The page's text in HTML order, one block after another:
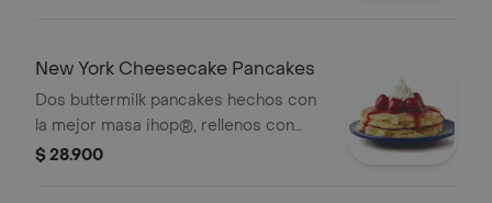
New York Cheesecake Pancakes
Dos buttermilk pancakes hechos con
la mejor masa ihop®, rellenos con
ricos y suaves trocitos de
$ 28.900